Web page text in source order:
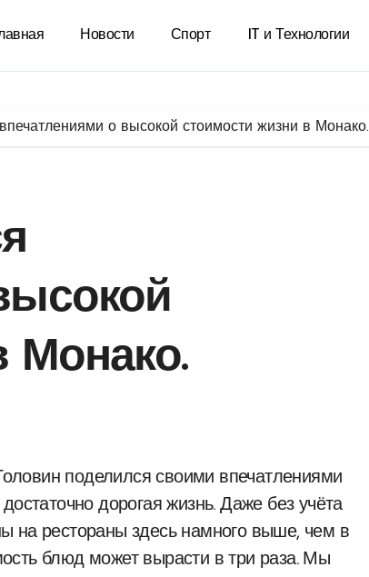
Новости Спорт IT и Технологии
о высокой стоимости жизни в Монако.
Монако.
дорогая жизнь. Даже без учёта
на рестораны здесь намного выше, чем в
блюд может вырасти в три раза. Мы